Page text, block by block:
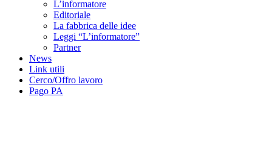
L’informatore
Editoriale
La fabbrica delle idee
Leggi “L’informatore”
Partner
News
Link utili
Cerco/Offro lavoro
Pago PA